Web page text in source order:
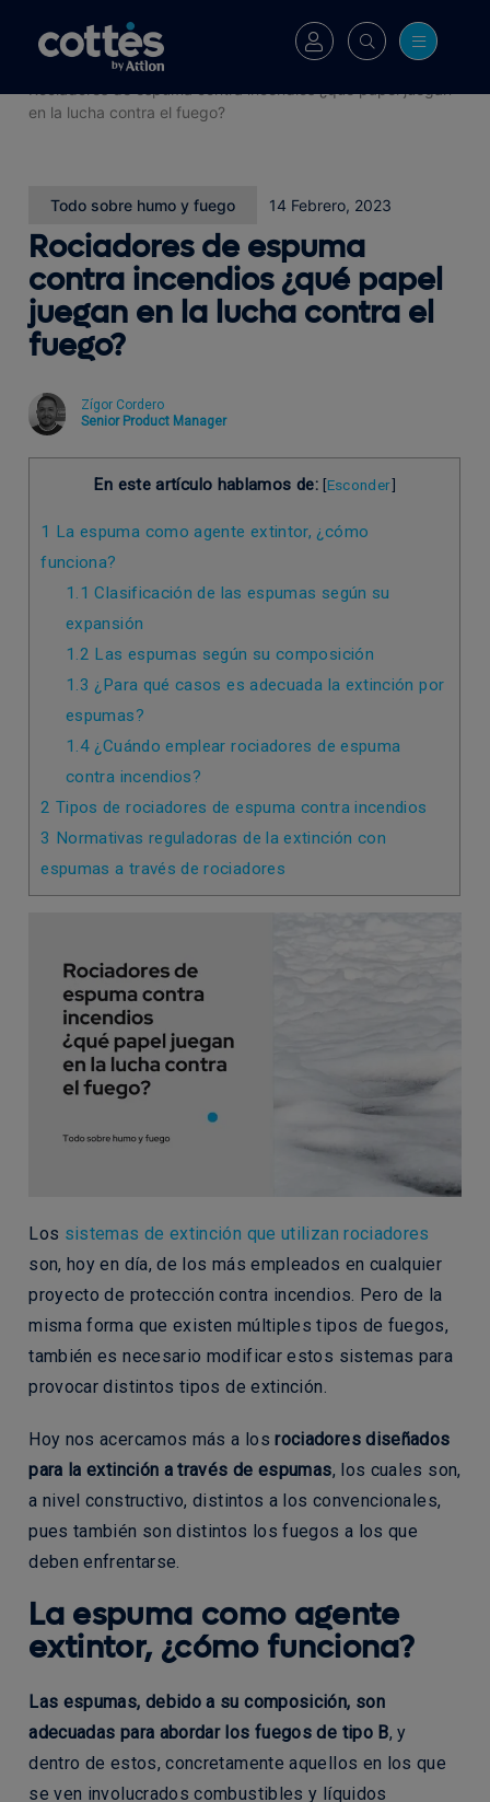
Blog
>
en la lucha contra el fuego?
Todo sobre humo y fuego 14 Febrero, 2023
Rociadores de espuma
contra incendios ¿qué papel
juegan en la lucha contra el
fuego?
Zígor Cordero
Senior Product Manager
En este artículo hablamos de: [Esconder]
1 La espuma como agente extintor, ¿cómo
funciona?
1.1 Clasificación de las espumas según su
expansión
1.2 Las espumas según su composición
1.3 ¿Para qué casos es adecuada la extinción por
espumas?
1.4 ¿Cuándo emplear rociadores de espuma
contra incendios?
2 Tipos de rociadores de espuma contra incendios
3 Normativas reguladoras de la extinción con
espumas a través de rociadores
Los sistemas de extinción que utilizan rociadores
son, hoy en día, de los más empleados en cualquier
proyecto de protección contra incendios. Pero de la
misma forma que existen múltiples tipos de fuegos,
también es necesario modificar estos sistemas para
provocar distintos tipos de extinción.
Hoy nos acercamos más a losrociadores diseñados
para la extinción a través de espumas, los cuales son,
a nivel constructivo, distintos a los convencionales,
pues también son distintos los fuegos a los que
deben enfrentarse.
La espuma como agente
extintor, ¿cómo funciona?
Las espumas, debido a su composición, son
adecuadas para abordar los fuegos de tipo B, y
dentro de estos, concretamente aquellos en los que
se ven involucrados combustibles y líquidos